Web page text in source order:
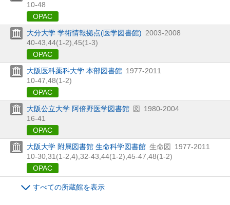
10-48
OPAC
大分大学 学術情報拠点(医学図書館) 2003-2008
40-43,44(1-2),45(1-3)
OPAC
大阪医科薬科大学 本部図書館 1977-2011
10-47,48(1-2)
OPAC
大阪公立大学 阿倍野医学図書館 図
1980-2004
16-41
OPAC
大阪大学 附属図書館 生命科学図書館 生命図
1977-2011
10-30,31(1-2,4),32-43,44(1-2),45-47,48(1-2)
OPAC
すべての所蔵館を表示